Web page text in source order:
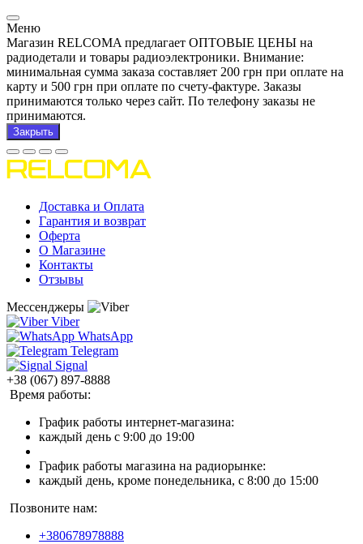
Меню
Магазин RELCOMA предлагает ОПТОВЫЕ ЦЕНЫ на
радиодетали и товары радиоэлектроники. Внимание:
минимальная сумма заказа составляет 200 грн при оплате на
карту и 500 грн при оплате по счету-фактуре. Заказы
принимаются только через сайт. По телефону заказы не
принимаются.
Закрыть
Доставка и Оплата
Гарантия и возврат
Оферта
О Магазине
Контакты
Отзывы
Мессенджеры
Viber
WhatsApp
Telegram
Signal
+38 (067) 897-8888
Время работы:
График работы интернет-магазина:
каждый день с 9:00 до 19:00
График работы магазина на радиорынке:
каждый день, кроме понедельника, с 8:00 до 15:00
Позвоните нам:
+380678978888